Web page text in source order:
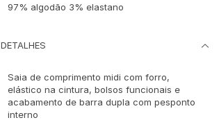
97% algodão 3% elastano
DETALHES
Saia de comprimento midi com forro,
elástico na cintura, bolsos funcionais e
acabamento de barra dupla com pesponto
interno